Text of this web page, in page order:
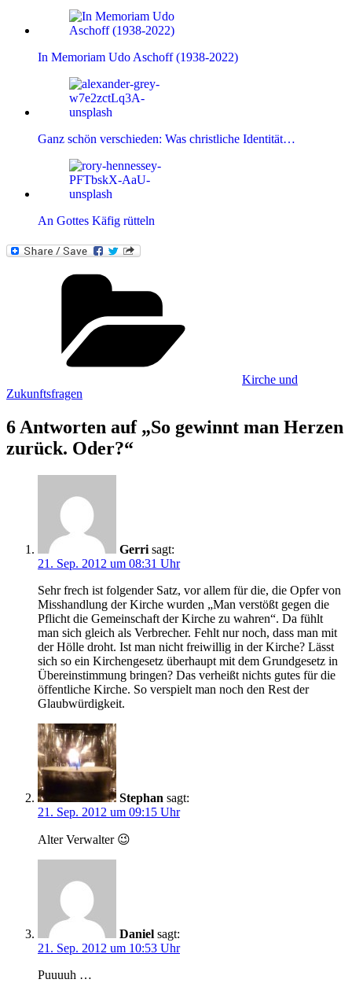
In Memoriam Udo Aschoff (1938-2022)
Ganz schön verschieden: Was christliche Identität…
An Gottes Käfig rütteln
Kirche und
Zukunftsfragen
6 Antworten auf „So gewinnt man Herzen
zurück. Oder?“
Gerri sagt:
21. Sep. 2012 um 08:31 Uhr
Sehr frech ist folgender Satz, vor allem für die, die Opfer von
Misshandlung der Kirche wurden „Man verstößt gegen die
Pflicht die Gemeinschaft der Kirche zu wahren“. Da fühlt
man sich gleich als Verbrecher. Fehlt nur noch, dass man mit
der Hölle droht. Ist man nicht freiwillig in der Kirche? Lässt
sich so ein Kirchengesetz überhaupt mit dem Grundgesetz in
Übereinstimmung bringen? Das verheißt nichts gutes für die
öffentliche Kirche. So verspielt man noch den Rest der
Glaubwürdigkeit.
Stephan sagt:
21. Sep. 2012 um 09:15 Uhr
Alter Verwalter 😉
Daniel sagt:
21. Sep. 2012 um 10:53 Uhr
Puuuuh …